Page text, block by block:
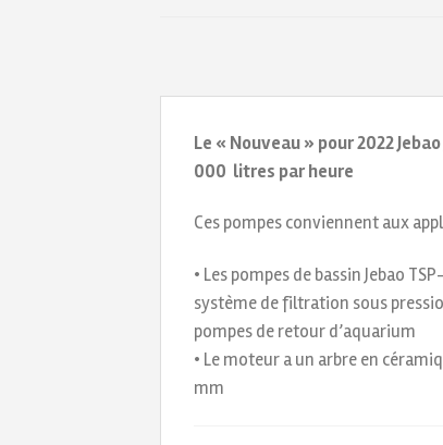
Le « Nouveau » pour 2022
000 litres par heure
Ces pompes conviennent aux
• Les pompes de bassin Jebao
système de filtration sous
pompes de retour d’aquarium
• Le moteur a un arbre en
mm